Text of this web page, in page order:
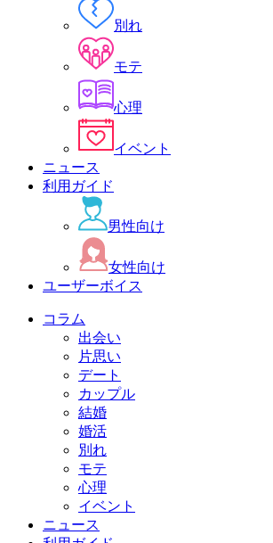
別れ
モテ
心理
イベント
ニュース
利用ガイド
男性向け
女性向け
ユーザーボイス
コラム
出会い
片思い
デート
カップル
結婚
婚活
別れ
モテ
心理
イベント
ニュース